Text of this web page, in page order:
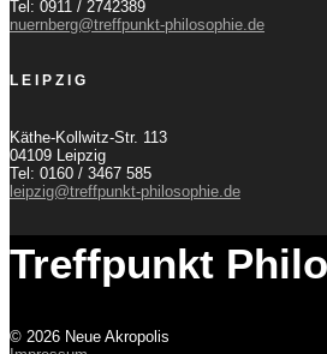
Tel: 0911 / 2742389
nuernberg@treffpunkt-philosophie.de
LEIPZIG
Käthe-Kollwitz-Str. 113
04109 Leipzig
Tel: 0160 / 3467 585
leipzig@treffpunkt-philosophie.de
Treffpunkt
© 2026 Neue Akropolis